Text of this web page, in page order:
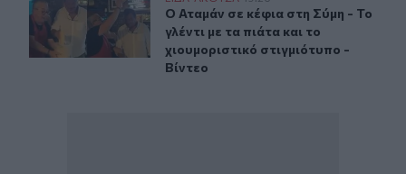
Ο Αταμάν σε κέφια στη Σύμη - Το
Ο Αταμάν σε κέφια στη Σύμη - Το
γλέντι με τα πιάτα και το
χιουμοριστικό στιγμιότυπο -
Βίντεο